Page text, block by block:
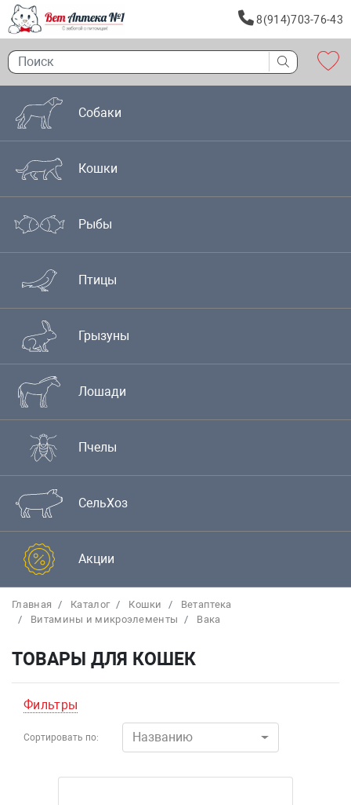
8(914)703-76-43
Собаки
Кошки
Рыбы
Птицы
Грызуны
Лошади
Пчелы
СельХоз
Акции
Главная Каталог Кошки
Bетаптека
Витамины и микроэлементы
Вака
ТОВАРЫ ДЛЯ КОШЕК
Фильтры
Сортировать по: Названию